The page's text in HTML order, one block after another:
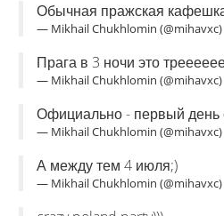
Обычная пражская
— Mikhail Chukhlomin (@mihavxc)
Прага в 3 ночи это
— Mikhail Chukhlomin (@mihavxc)
Официально - первый день
— Mikhail Chukhlomin (@mihavxc)
А между тем 4 июля;)
— Mikhail Chukhlomin (@mihavxc)